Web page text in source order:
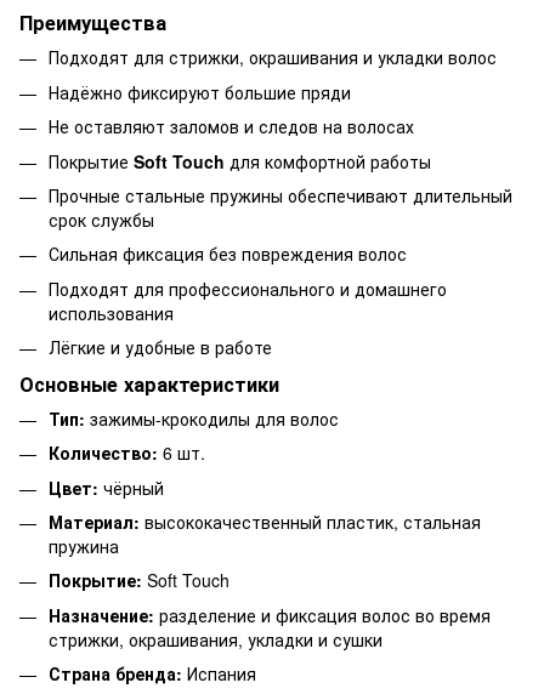
Преимущества
Подходят для стрижки, окрашивания и укладки волос
Надёжно фиксируют большие пряди
Не оставляют заломов и следов на волосах
Покрытие Soft Touch для комфортной работы
Прочные стальные пружины обеспечивают длительный
срок службы
Сильная фиксация без повреждения волос
Подходят для профессионального и домашнего
использования
Лёгкие и удобные в работе
Основные характеристики
Тип: зажимы-крокодилы для волос
Количество: 6 шт.
Цвет: чёрный
Материал: высококачественный пластик, стальная
пружина
Покрытие: Soft Touch
Назначение: разделение и фиксация волос во время
стрижки, окрашивания, укладки и сушки
Страна бренда: Испания